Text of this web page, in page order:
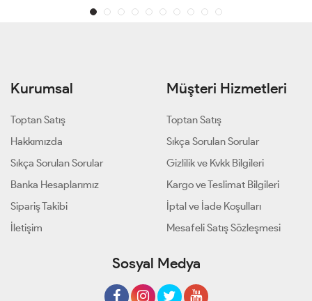
Kurumsal
Toptan Satış
Hakkımızda
Sıkça Sorulan Sorular
Banka Hesaplarımız
Sipariş Takibi
İletişim
Müşteri Hizmetleri
Toptan Satış
Sıkça Sorulan Sorular
Gizlilik ve Kvkk Bilgileri
Kargo ve Teslimat Bilgileri
İptal ve İade Koşulları
Mesafeli Satış Sözleşmesi
Sosyal Medya